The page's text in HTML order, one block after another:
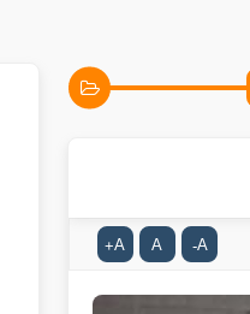
A
-
A
A
+